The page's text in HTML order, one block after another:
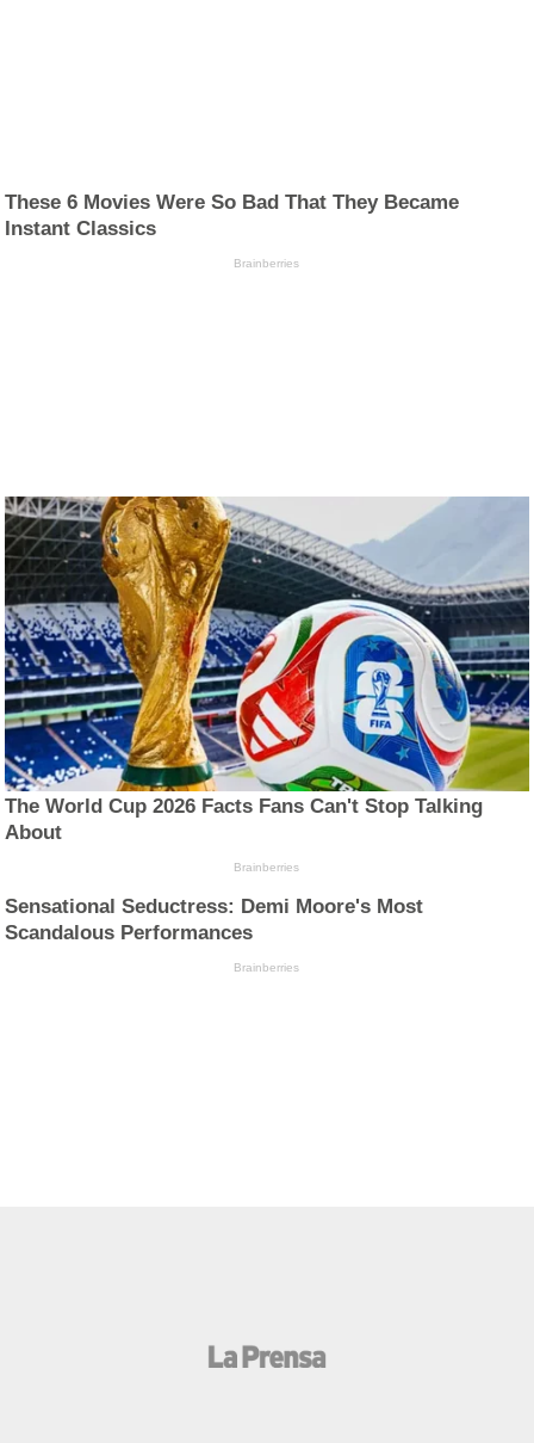
These 6 Movies Were So Bad That They Became
Instant Classics
Brainberries
The World Cup 2026 Facts Fans Can't Stop Talking
About
Brainberries
Sensational Seductress: Demi Moore's Most
Scandalous Performances
Brainberries